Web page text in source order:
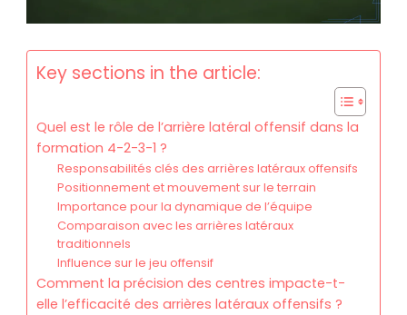
Key sections in the article:
Quel est le rôle de l’arrière latéral offensif dans la
formation 4-2-3-1 ?
Responsabilités clés des arrières latéraux offensifs
Positionnement et mouvement sur le terrain
Importance pour la dynamique de l’équipe
Comparaison avec les arrières latéraux
traditionnels
Influence sur le jeu offensif
Comment la précision des centres impacte-t-
elle l’efficacité des arrières latéraux offensifs ?